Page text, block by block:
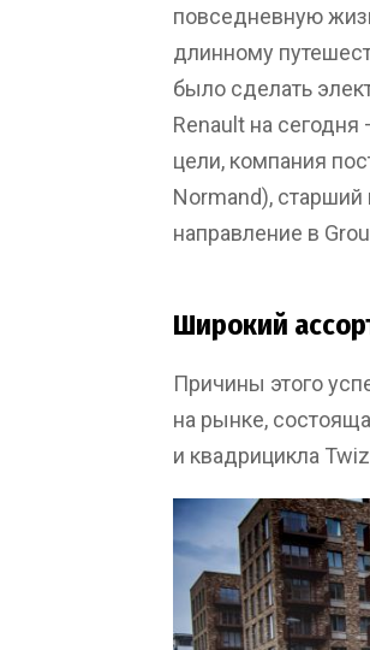
повседневную
длинному
было сделать
Renault на
цели, компания
Normand),
направление в
Широкий
Причины этого
на рынке,
и квадрицикла